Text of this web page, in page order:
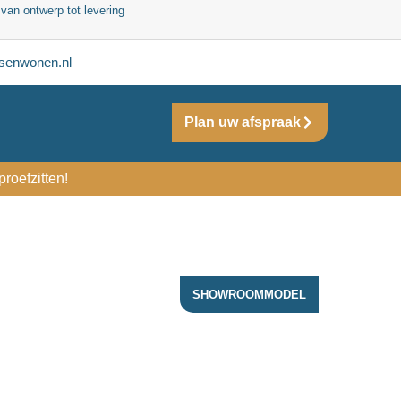
ontwerp tot levering
Plan uw afspraak
ACTIE
SHOWROOMMODEL